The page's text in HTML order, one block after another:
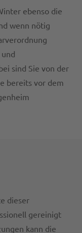
ebenso die
wenn nötig
sind Sie von der
bereits vor dem
dieser
gereinigt
kann die